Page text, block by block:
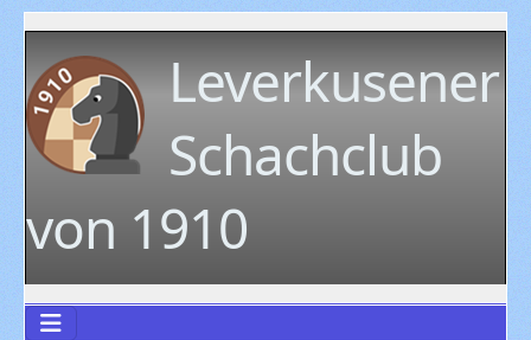
Leverkusener
Schachclub
von 1910